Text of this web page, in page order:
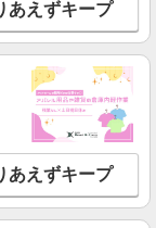
＊生活のサポ
払い有/週払い有/交
あえずキープ
あえずキープ